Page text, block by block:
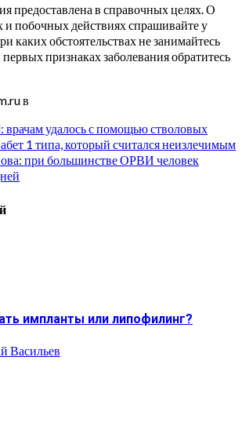
предоставлена в справочных целях. О
и побочных действиях спрашивайте у
каких обстоятельствах не занимайтесь
признаках заболевания обратитесь
в
удалось с помощью стволовых
1 типа, который считался неизлечимым
при большинстве ОРВИ человек
импланты или липофилинг?
Васильев